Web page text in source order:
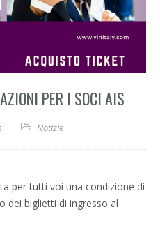
PER I SOCI AIS
Notizie
per tutti voi una condizione di
dei biglietti di ingresso al